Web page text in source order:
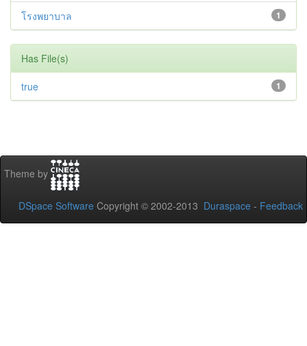
1
โรงพยาบาล
Has File(s)
1
true
Theme by
DSpace Software Copyright © 2002-2013 Duraspace - Feedback